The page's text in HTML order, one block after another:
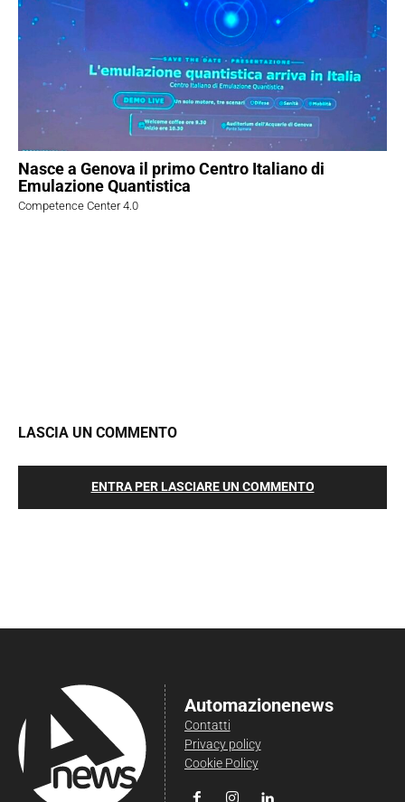
Nasce a Genova il primo Centro Italiano di
Emulazione Quantistica
Competence Center 4.0
LASCIA UN COMMENTO
ENTRA PER LASCIARE UN COMMENTO
Automazionenews
Contatti
Privacy policy
Cookie Policy